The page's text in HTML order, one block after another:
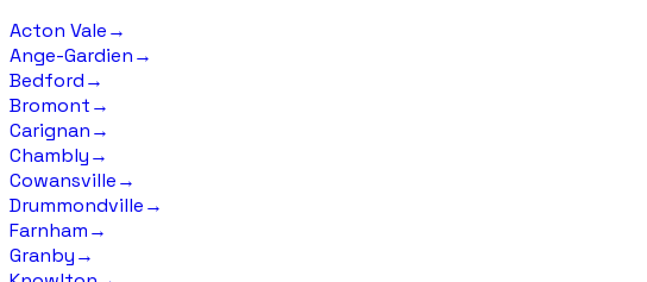
Acton Vale→
Ange-Gardien→
Bedford→
Bromont→
Carignan→
Chambly→
Cowansville→
Drummondville→
Farnham→
Granby→